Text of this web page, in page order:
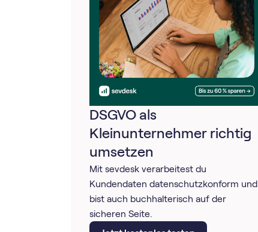
DSGVO als
Kleinunternehmer richtig
umsetzen
Mit sevdesk verarbeitest du
Kundendaten datenschutzkonform und
bist auch buchhalterisch auf der
sicheren Seite.